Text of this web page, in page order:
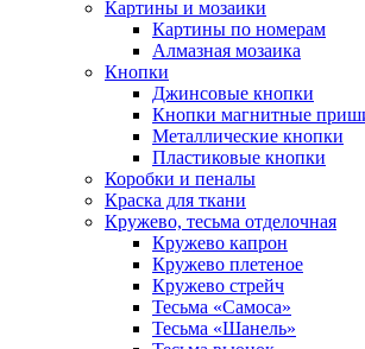
Картины и мозаики
Картины по номерам
Алмазная мозаика
Кнопки
Джинсовые кнопки
Кнопки магнитные
Металлические кнопки
Пластиковые кнопки
Коробки и пеналы
Краска для ткани
Кружево, тесьма отделочная
Кружево капрон
Кружево плетеное
Кружево стрейч
Тесьма «Самоса»
Тесьма «Шанель»